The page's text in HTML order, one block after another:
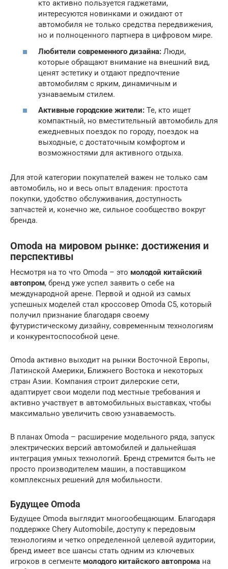
кто активно пользуется гаджетами,
интересуются новинками и ожидают от
автомобиля не только средства передвижения,
но и полноценного партнера в цифровом мире.
Любители современного дизайна: Люди,
которые обращают внимание на внешний вид,
ценят эстетику и отдают предпочтение
автомобилям с ярким, динамичным и
узнаваемым стилем.
Активные городские жители: Те, кто ищет
компактный, но вместительный автомобиль для
ежедневных поездок по городу, поездок на
выходные, с достаточным комфортом и
возможностями для активного отдыха.
Для этой категории покупателей важен не только сам
автомобиль, но и весь опыт владения: простота
покупки, удобство обслуживания, доступность
запчастей и, конечно же, сильное сообщество вокруг
бренда.
Omoda на мировом рынке: достижения и
перспективы
Несмотря на то что Omoda – это молодой китайский
автопром, бренд уже успел заявить о себе на
международной арене. Первой и одной из самых
успешных моделей стал кроссовер Omoda C5, который
получил признание благодаря своему
футуристическому дизайну, современным технологиям
и конкурентоспособной цене.
Omoda активно выходит на рынки Восточной Европы,
Латинской Америки, Ближнего Востока и некоторых
стран Азии. Компания строит дилерские сети,
адаптирует свои модели под местные требования и
активно участвует в автомобильных выставках, чтобы
максимально увеличить свою узнаваемость.
В планах Omoda – расширение модельного ряда, запуск
электрических версий автомобилей и дальнейшая
интеграция умных технологий. Бренд стремится быть не
просто производителем машин, а поставщиком
комплексных решений для мобильности.
Будущее Omoda
Будущее Omoda выглядит многообещающим. Благодаря
поддержке Chery Automobile, доступу к передовым
технологиям и четко определенной целевой аудитории,
бренд имеет все шансы стать одним из ключевых
игроков в сегменте молодого китайского автопрома на